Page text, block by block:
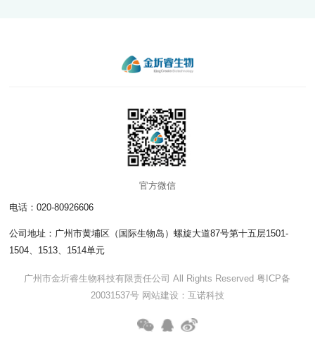
电话：020-80926606
公司地址：广州市黄埔区（国际生物岛）螺旋大道87号第十五层1501-
1504、1513、1514单元
广州市金圻睿生物科技有限责任公司 All Rights Reserved粤ICP备
20031537号 网站建设 ： 互诺科技
官方微信